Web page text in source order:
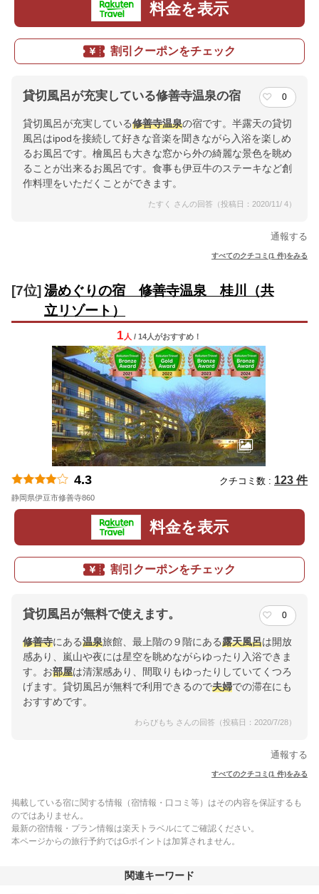
料金を表示
割引クーポンをチェック
貸切風呂が充実している修善寺温泉の宿 0
貸切風呂が充実している修善寺温泉の宿です。半露天の貸切
風呂はipodを接続して好きな音楽を聞きながら入浴を楽しめ
るお風呂です。檜風呂も大きな窓から外の綺麗な景色を眺め
ることが出来るお風呂です。食事も伊豆牛のステーキなど創
作料理をいただくことができます。
たすく さんの回答（投稿日：2020/11/ 4）
通報する
すべてのクチコミ(1 件)をみる
[7位] 湯めぐりの宿 修善寺温泉 桂川（共
立リゾート）
1 人 / 14人がおすすめ！
4.3 クチコミ数 : 123 件
静岡県伊豆市修善寺860
料金を表示
割引クーポンをチェック
貸切風呂が無料で使えます。 0
修善寺にある温泉旅館、最上階の９階にある露天風呂は開放
感あり、嵐山や夜には星空を眺めながらゆったり入浴できま
す。お部屋は清潔感あり、間取りもゆったりしていてくつろ
げます。貸切風呂が無料で利用できるので夫婦での滞在にも
おすすめです。
わらびもち さんの回答（投稿日：2020/7/28）
通報する
すべてのクチコミ(1 件)をみる
掲載している宿に関する情報（宿情報・口コミ等）はその内容を保証するも
のではありません。
最新の宿情報・プラン情報は楽天トラベルにてご確認ください。
本ページからの旅行予約ではGポイントは加算されません。
関連キーワード